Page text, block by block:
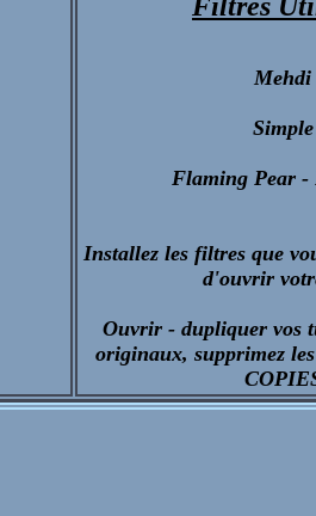
Mehdi
Simple
Flaming Pear -
Installez les filtres que
d'ouvrir
Ouvrir - dupliquer vos
originaux, supprimez